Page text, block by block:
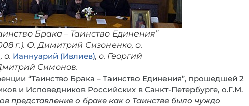
Брака – Таинство Единения”
г.). О. Димитрий Сизоненко, о.
о. Ианнуарий (Ивлиев), о. Георгий
Симонов.
“Таинство Брака – Таинство Единения”, прошедшей 2
и Исповедников Российских в Санкт-Петербурге, о.Г.М.
представление о браке как о Таинстве было чуждо